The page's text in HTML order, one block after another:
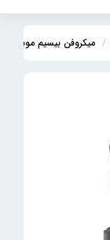
میکروفن بیسیم موبایل